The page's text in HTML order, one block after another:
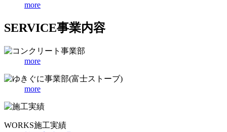
more
SERVICE事業内容
more
more
WORKS施工実績